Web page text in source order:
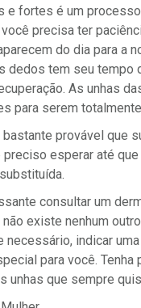
e fortes é um
precisa ter
do dia para a
dedos tem seu tempo
As unhas
para serem
provável que
esperar até que
consultar um
existe nenhum
necessário, indicar
para você. Tenha
unhas que sempre